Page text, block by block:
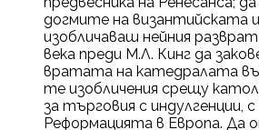
догмите на византийската
изобличаваш нейния
века преди М.Л. Кинг да
вратата на катедралата
те изобличения срещу
за търговия с индулгенции,
Реформацията в Европа. Да